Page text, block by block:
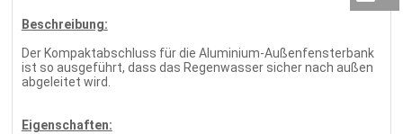
Beschreibung:
Der Kompaktabschluss für die Aluminium-Außenfensterbank
ist so ausgeführt, dass das Regenwasser sicher nach außen
abgeleitet wird.
Eigenschaften: